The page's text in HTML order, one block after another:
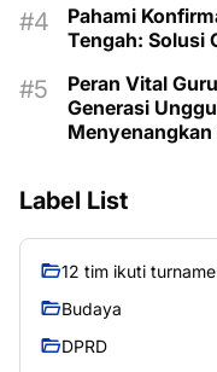
Pahami
Tengah: Solusi
Peran Vital
Generasi
Label List
12 tim ikuti
Raya
Budaya
DPRD